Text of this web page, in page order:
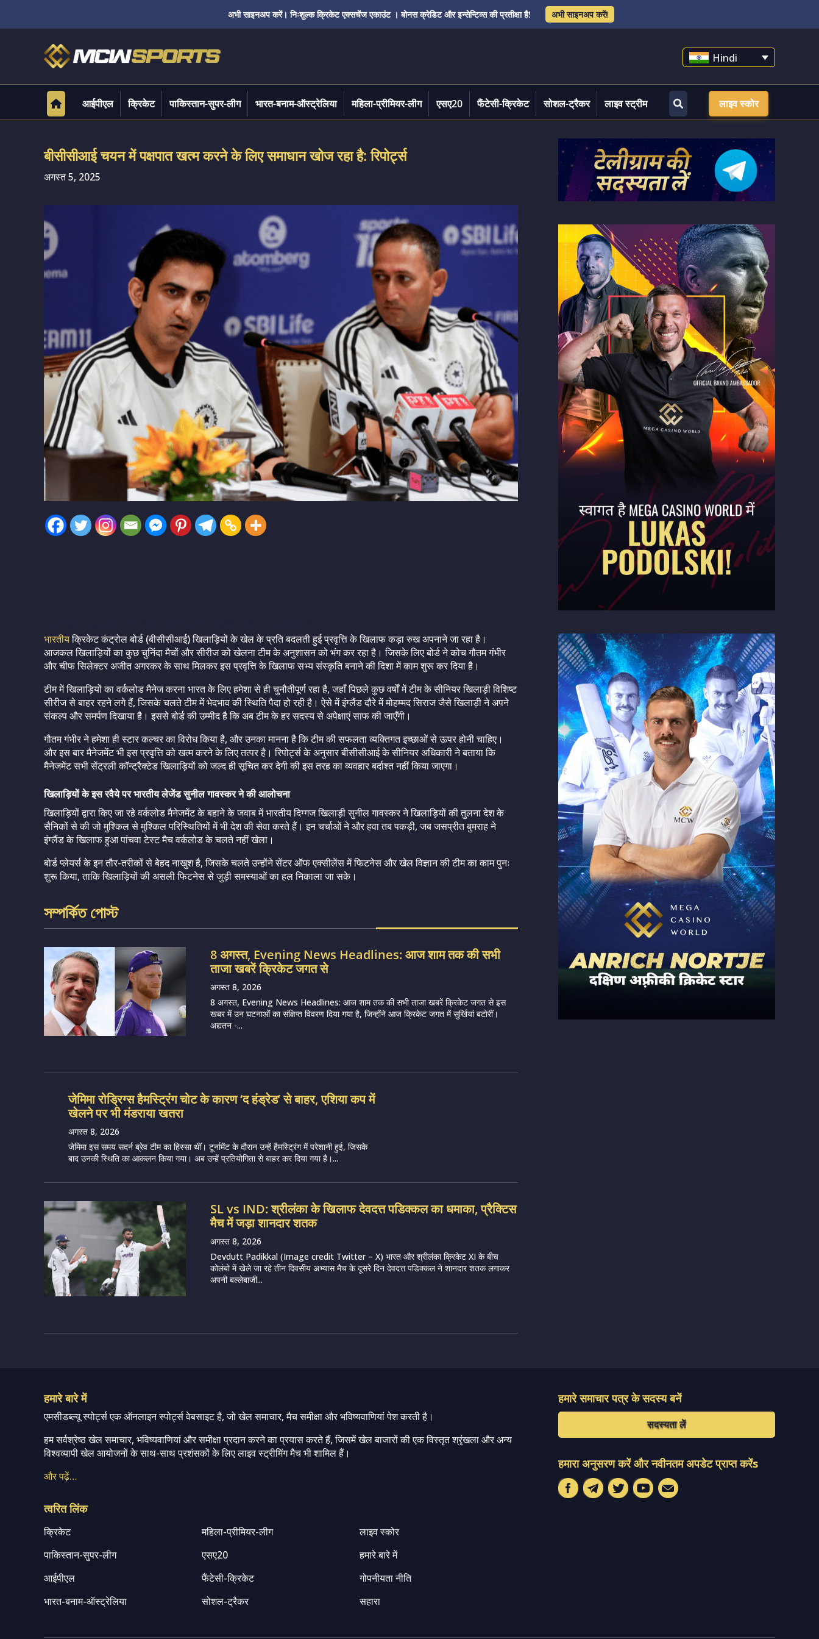
अभी साइनअप करें। निःशुल्क क्रिकेट एक्सचेंज एकाउंट । बोनस क्रेडिट और इन्सेन्टिव्स की प्रतीक्षा है! अभी साइनअप करें!
Hindi
आईपीएल क्रिकेट पाकिस्तान-सुपर-लीग भारत-बनाम-ऑस्ट्रेलिया महिला-प्रीमियर-लीग एसए20 फैंटेसी-क्रिकेट सोशल-ट्रैकर लाइव स्ट्रीम लाइव स्कोर
बीसीसीआई चयन में पक्षपात खत्म करने के लिए समाधान खोज रहा है: रिपोर्ट्स
अगस्त 5, 2025
भारतीयक्रिकेट कंट्रोल बोर्ड (बीसीसीआई) खिलाड़ियों के खेल के प्रति बदलती हुई प्रवृत्ति के खिलाफ कड़ा रुख अपनाने जा रहा है।
आजकल खिलाड़ियों का कुछ चुनिंदा मैचों और सीरीज को खेलना टीम के अनुशासन को भंग कर रहा है। जिसके लिए बोर्ड ने कोच गौतम गंभीर
और चीफ सिलेक्टर अजीत अगरकर के साथ मिलकर इस प्रवृत्ति के खिलाफ सभ्य संस्कृति बनाने की दिशा में काम शुरू कर दिया है।
टीम में खिलाड़ियों का वर्कलोड मैनेज करना भारत के लिए हमेशा से ही चुनौतीपूर्ण रहा है, जहाँ पिछले कुछ वर्षों में टीम के सीनियर खिलाड़ी विशिष्ट
सीरीज से बाहर रहने लगे हैं, जिसके चलते टीम में भेदभाव की स्थिति पैदा हो रही है। ऐसे में इंग्लैंड दौरे में मोहम्मद सिराज जैसे खिलाड़ी ने अपने
संकल्प और समर्पण दिखाया है। इससे बोर्ड की उम्मीद है कि अब टीम के हर सदस्य से अपेक्षाएं साफ की जाएँगी।
गौतम गंभीर ने हमेशा ही स्टार कल्चर का विरोध किया है, और उनका मानना है कि टीम की सफलता व्यक्तिगत इच्छाओं से ऊपर होनी चाहिए।
और इस बार मैनेजमेंट भी इस प्रवृत्ति को खत्म करने के लिए तत्पर है। रिपोर्ट्स के अनुसार बीसीसीआई के सीनियर अधिकारी ने बताया कि
मैनेजमेंट सभी सेंट्रली कॉन्ट्रैक्टेड खिलाड़ियों को जल्द ही सूचित कर देगी की इस तरह का व्यवहार बर्दाश्त नहीं किया जाएगा।
खिलाड़ियों के इस रवैये पर भारतीय लेजेंड सुनील गावस्कर ने की आलोचना
खिलाड़ियों द्वारा किए जा रहे वर्कलोड मैनेजमेंट के बहाने के जवाब में भारतीय दिग्गज खिलाड़ी सुनील गावस्कर ने खिलाड़ियों की तुलना देश के
सैनिकों से की जो मुश्किल से मुश्किल परिस्थितियों में भी देश की सेवा करते हैं। इन चर्चाओं ने और हवा तब पकड़ी, जब जसप्रीत बुमराह ने
इंग्लैंड के खिलाफ हुआ पांचवा टेस्ट मैच वर्कलोड के चलते नहीं खेला।
बोर्ड प्लेयर्स के इन तौर-तरीकों से बेहद नाखुश है, जिसके चलते उन्होंने सेंटर ऑफ एक्सीलेंस में फिटनेस और खेल विज्ञान की टीम का काम पुनः
शुरू किया, ताकि खिलाड़ियों की असली फिटनेस से जुड़ी समस्याओं का हल निकाला जा सके।
সম্পর্কিত পোস্ট
8 अगस्त, Evening News Headlines: आज शाम तक की सभी
ताजा खबरें क्रिकेट जगत से
अगस्त 8, 2026
8 अगस्त, Evening News Headlines: आज शाम तक की सभी ताजा खबरें क्रिकेट जगत से इस
खबर में उन घटनाओं का संक्षिप्त विवरण दिया गया है, जिन्होंने आज क्रिकेट जगत में सुर्खियां बटोरीं।
अद्यतन -...
जेमिमा रोड्रिग्स हैमस्ट्रिंग चोट के कारण ‘द हंड्रेड’ से बाहर, एशिया कप में
खेलने पर भी मंडराया खतरा
अगस्त 8, 2026
जेमिमा इस समय सदर्न ब्रेव टीम का हिस्सा थीं। टूर्नामेंट के दौरान उन्हें हैमस्ट्रिंग में परेशानी हुई, जिसके
बाद उनकी स्थिति का आकलन किया गया। अब उन्हें प्रतियोगिता से बाहर कर दिया गया है।...
SL vs IND: श्रीलंका के खिलाफ देवदत्त पडिक्कल का धमाका, प्रैक्टिस
मैच में जड़ा शानदार शतक
अगस्त 8, 2026
Devdutt Padikkal (Image credit Twitter – X) भारत और श्रीलंका क्रिकेट XI के बीच
कोलंबो में खेले जा रहे तीन दिवसीय अभ्यास मैच के दूसरे दिन देवदत्त पडिक्कल ने शानदार शतक लगाकर
अपनी बल्लेबाजी...
हमारे बारे में
एमसीडब्ल्यू स्पोर्ट्स एक ऑनलाइन स्पोर्ट्स वेबसाइट है, जो खेल समाचार, मैच समीक्षा और भविष्यवाणियां पेश करती है।
हम सर्वश्रेष्ठ खेल समाचार, भविष्यवाणियां और समीक्षा प्रदान करने का प्रयास करते हैं, जिसमें खेल बाजारों की एक विस्तृत श्रृंखला और अन्य
विश्वव्यापी खेल आयोजनों के साथ-साथ प्रशंसकों के लिए लाइव स्ट्रीमिंग मैच भी शामिल हैं।
और पढ़ें…
त्वरित लिंक
क्रिकेट महिला-प्रीमियर-लीग
लाइव स्कोर
पाकिस्तान-सुपर-लीग
एसए20
हमारे बारे में
आईपीएल
फैंटेसी-क्रिकेट
गोपनीयता नीति
भारत-बनाम-ऑस्ट्रेलिया
सोशल-ट्रैकर सहारा
हमारे समाचार पत्र के सदस्य बनें
सदस्यता लें
हमारा अनुसरण करें और नवीनतम अपडेट प्राप्त करेंs